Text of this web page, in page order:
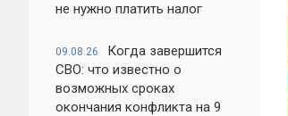
не нужно платить налог
09.08.26
Когда завершится
СВО: что известно о
возможных сроках
окончания конфликта на 9